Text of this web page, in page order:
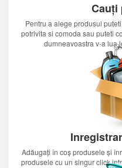
Cauți
Pentru a alege produsul
potrivita si comoda sau puteti
dumneavoastra v-a lua
Adăugați în coș produsele și
produsele cu un singur click